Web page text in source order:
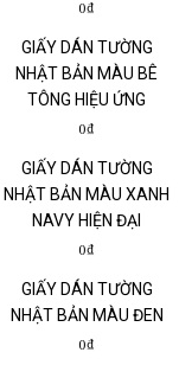
0₫
GIẤY DÁN TƯỜNG
NHẬT BẢN MÀU BÊ
TÔNG HIỆU ỨNG
0₫
GIẤY DÁN TƯỜNG
NHẬT BẢN MÀU XANH
NAVY HIỆN ĐẠI
0₫
GIẤY DÁN TƯỜNG
NHẬT BẢN MÀU ĐEN
0₫